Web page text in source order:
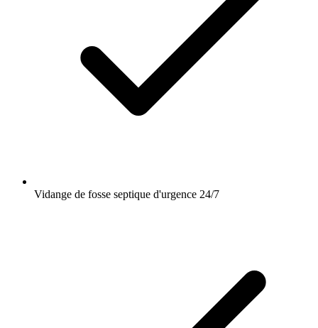
Vidange de fosse septique d'urgence 24/7